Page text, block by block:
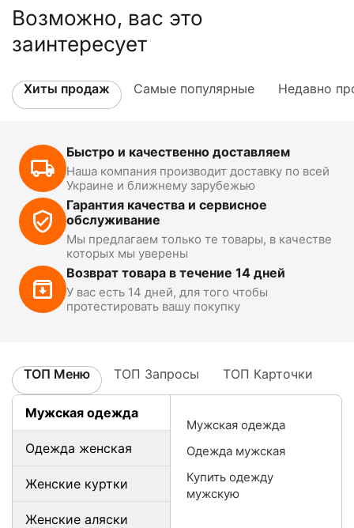
Возможно, вас это
заинтересует
Хиты продаж Самые популярные Недавно
Быстро и качественно доставляем
Наша компания производит доставку по всей
Украине и ближнему зарубежью
Гарантия качества и сервисное
обслуживание
Мы предлагаем только те товары, в качестве
которых мы уверены
Возврат товара в течение 14 дней
У вас есть 14 дней, для того чтобы
протестировать вашу покупку
ТОП Меню ТОП Запросы ТОП Карточки
Мужская одежда
Одежда женская
Женские куртки
Женские аляски
Мужская одежда
Одежда мужская
Купить одежду
мужскую